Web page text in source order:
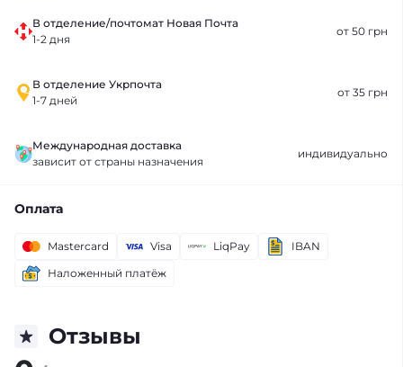
В отделение/почтомат Новая Почта
1-2 дня
от 50 грн
В отделение Укрпочта
1-7 дней
от 35 грн
Международная доставка
зависит от страны назначения
индивидуально
Оплата
Mastercard Visa LiqPay
IBAN
Наложенный платёж
Отзывы